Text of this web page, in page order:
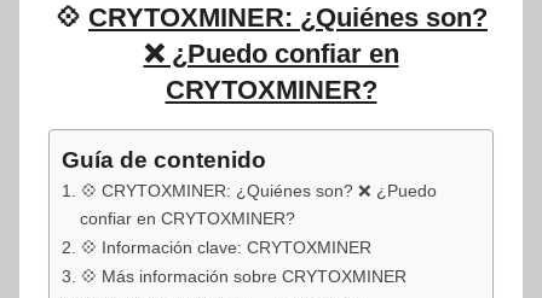
internet
💠 CRYTOXMINER: ¿Quiénes son?
❌ ¿Puedo confiar en
CRYTOXMINER?
Guía de contenido
💠 CRYTOXMINER: ¿Quiénes son? ❌ ¿Puedo
confiar en CRYTOXMINER?
💠 Información clave: CRYTOXMINER
💠 Más información sobre CRYTOXMINER